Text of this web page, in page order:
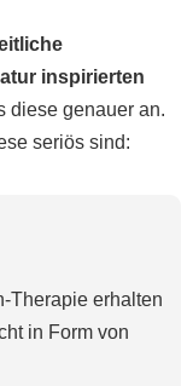
inspirierten
diese genauer an.
seriös sind:
Therapie erhalten
in Form von